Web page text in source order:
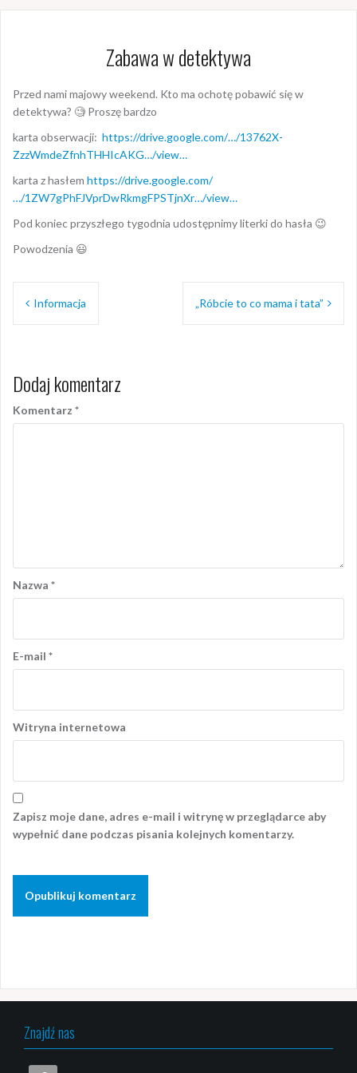
Zabawa w detektywa
Przed nami majowy weekend. Kto ma ochotę pobawić się w
detektywa? 🧐 Proszę bardzo
karta obserwacji: https://drive.google.com/…/13762X-
ZzzWmdeZfnhTHHIcAKG…/view…
karta z hasłem https://drive.google.com/
…/1ZW7gPhFJVprDwRkmgFPSTjnXr…/view…
Pod koniec przyszłego tygodnia udostępnimy literki do hasła 😉
Powodzenia 😃
Nawigacja
Informacja „Róbcie to co mama i tata”
Dodaj komentarz
Komentarz *
Nazwa *
E-mail *
Witryna internetowa
Zapisz moje dane, adres e-mail i witrynę w przeglądarce aby
wypełnić dane podczas pisania kolejnych komentarzy.
Znajdź nas